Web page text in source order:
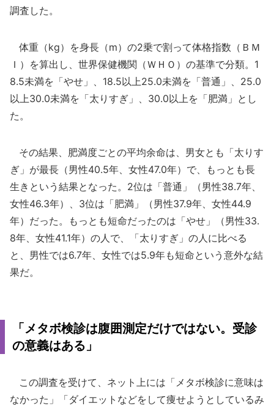
調査した。
体重（kg）を身長（m）の2乗で割って体格指数（ＢＭ
Ｉ）を算出し、世界保健機関（ＷＨＯ）の基準で分類。1
8.5未満を「やせ」、18.5以上25.0未満を「普通」、25.0
以上30.0未満を「太りすぎ」、30.0以上を「肥満」とし
た。
その結果、肥満度ごとの平均余命は、男女とも「太りす
ぎ」が最長（男性40.5年、女性47.0年）で、もっとも長
生きという結果となった。2位は「普通」（男性38.7年、
女性46.3年）、3位は「肥満」（男性37.9年、女性44.9
年）だった。もっとも短命だったのは「やせ」（男性33.
8年、女性41.1年）の人で、「太りすぎ」の人に比べる
と、男性では6.7年、女性では5.9年も短命という意外な結
果だ。
「メタボ検診は腹囲測定だけではない。受診
の意義はある」
この調査を受けて、ネット上には「メタボ検診に意味は
なかった」「ダイエットなどをして痩せようとしているみ